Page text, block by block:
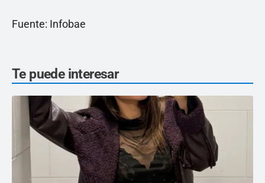
Fuente: Infobae
Te puede interesar